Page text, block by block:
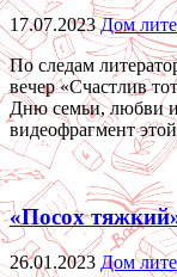
17.07.2023 Дом
По следам
вечер «Счастлив
Дню семьи, любви
видеофрагмент
«Посох
26.01.2023 Дом